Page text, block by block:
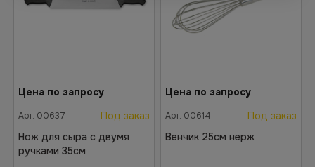
Цена по запросу
Арт. 00637
Под заказ
Нож для сыра с двумя
ручками 35см
Цена по запросу
Арт. 00614
Под заказ
Венчик 25см нерж